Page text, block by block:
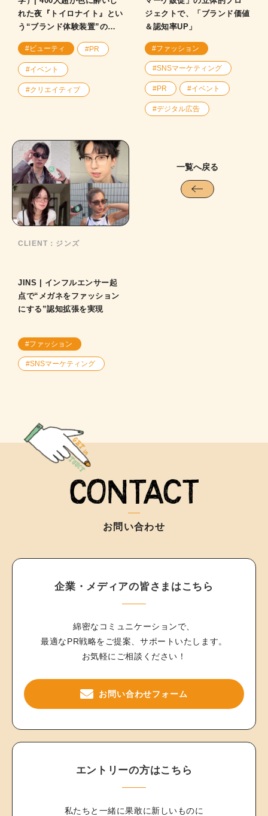
れた夜『トイロナイト』とい
う“ブランド体験装置”の裏
側！
#ビューティ #PR
#イベント
#クリエイティブ
ジェクトで、「ブランド価値
＆認知率UP」
#ファッション
#SNSマーケティング
#PR #イベント
#デジタル広告
CLIENT： ジンズ
JINS | インフルエンサー起
点で“メガネをファッション
にする”認知拡張を実現
#ファッション
#SNSマーケティング
一覧へ戻る
お問い合わせ
企業・メディアの皆さまはこちら
綿密なコミュニケーションで、
最適なPR戦略をご提案、サポートいたします。
お気軽にご相談ください！
お問い合わせフォーム
エントリーの方はこちら
私たちと一緒に果敢に新しいものに